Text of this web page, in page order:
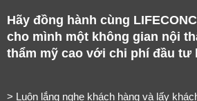
Hãy đồng hành cùng
cho mình một không gian nội
thẩm mỹ cao với chi phí đầu tư
> Luôn lắng nghe khách hàng và lấy